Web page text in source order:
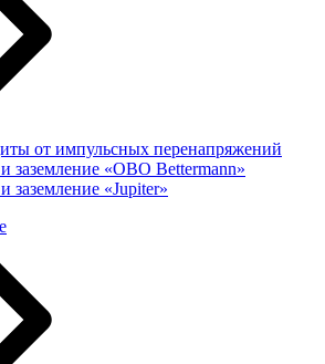
от импульсных перенапряжений
заземление «OBO Bettermann»
заземление «Jupiter»